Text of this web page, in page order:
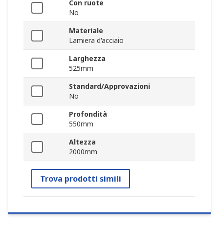
Con ruote
No
Materiale
Lamiera d'acciaio
Larghezza
525mm
Standard/Approvazioni
No
Profondità
550mm
Altezza
2000mm
Trova prodotti simili